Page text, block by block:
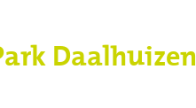
Daalhuizen